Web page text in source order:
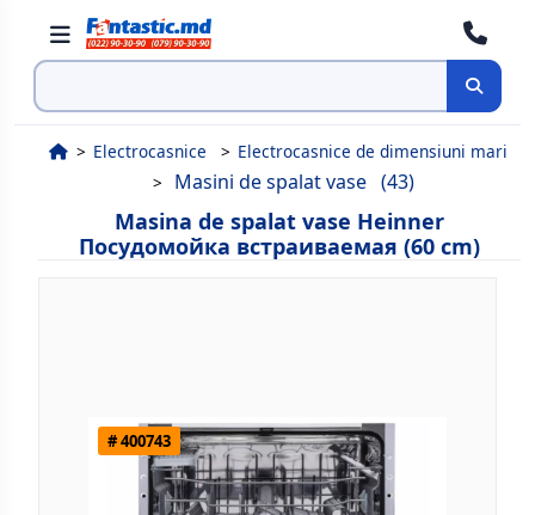
Cauta
Electrocasnice Electrocasnice de dimensiuni mari
Masini de spalat vase (43)
Masina de spalat vase Heinner
Посудомойка встраиваемая (60 cm)
# 400743